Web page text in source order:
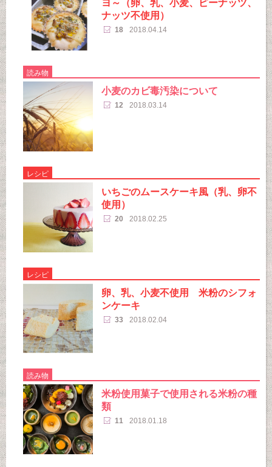
ヨ～（卵、乳、小麦、ピーナッツ、
ナッツ不使用）
18 2018.04.14
読み物
小麦のカビ毒汚染について
12 2018.03.14
レシピ
いちごのムースケーキ風（乳、卵不
使用）
20 2018.02.25
レシピ
卵、乳、小麦不使用 米粉のシフォ
ンケーキ
33 2018.02.04
読み物
米粉使用菓子で使用される米粉の種
類
11 2018.01.18